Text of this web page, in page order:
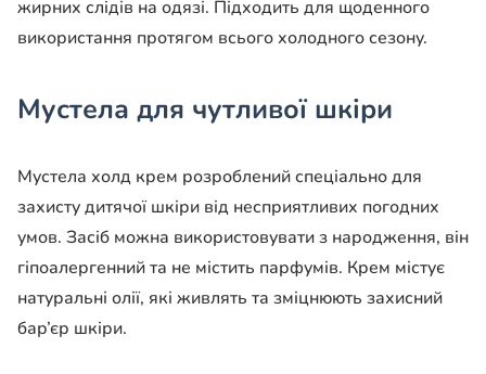
жирних слідів на одязі. Підходить для щоденного
використання протягом всього холодного сезону.
Мустела для чутливої шкіри
Мустела холд крем розроблений спеціально для
захисту дитячої шкіри від несприятливих погодних
умов. Засіб можна використовувати з народження, він
гіпоалергенний та не містить парфумів. Крем містує
натуральні олії, які живлять та зміцнюють захисний
бар’єр шкіри.